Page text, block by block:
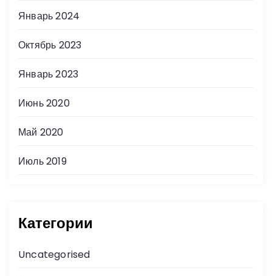
Январь 2024
Октябрь 2023
Январь 2023
Июнь 2020
Май 2020
Июль 2019
Категории
Uncategorised